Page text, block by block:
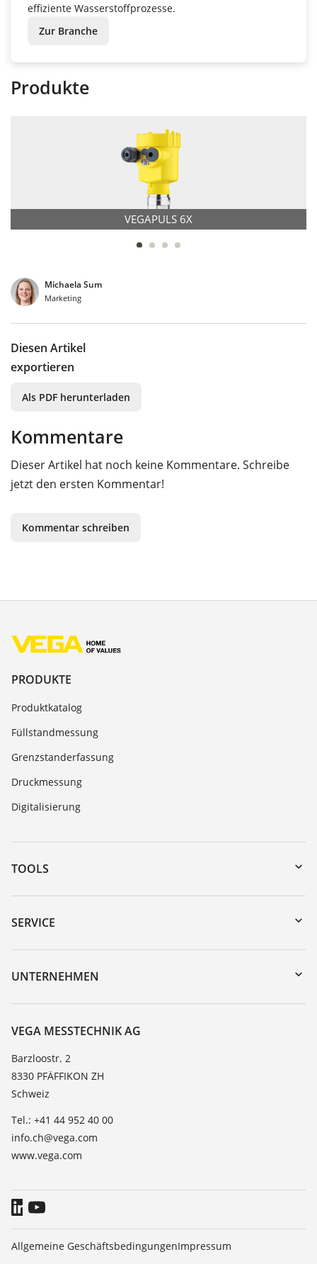
effiziente Wasserstoffprozesse.
Zur Branche
Produkte
VEGAPULS 6X
Michaela Sum
Marketing
Diesen Artikel
exportieren
Als PDF herunterladen
Kommentare
Dieser Artikel hat noch keine Kommentare. Schreibe
jetzt den ersten Kommentar!
Kommentar schreiben
PRODUKTE
Produktkatalog
Füllstandmessung
Grenzstanderfassung
Druckmessung
Digitalisierung
TOOLS
Download-Center
Gerätesuche (Seriennummer)
DTM Collection/PACTware
SERVICE
Geräterücksendung
Trainings
TeamViewer
UNTERNEHMEN
Über VEGA
Kontakt
News
Presse
Blog
VEGA MESSTECHNIK AG
Barzloostr. 2
8330 PFÄFFIKON ZH
Schweiz
Tel.: +41 44 952 40 00
info.ch@vega.com
www.vega.com
Allgemeine GeschäftsbedingungenImpressum